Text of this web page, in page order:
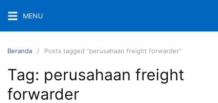
ke
konten
MENU
Beranda Posts tagged “perusahaan freight forwarder”
Tag: perusahaan freight
forwarder